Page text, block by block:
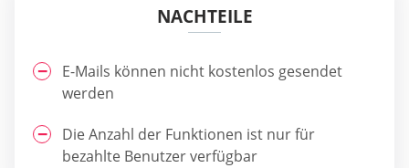
NACHTEILE
E-Mails können nicht kostenlos gesendet
werden
Die Anzahl der Funktionen ist nur für
bezahlte Benutzer verfügbar